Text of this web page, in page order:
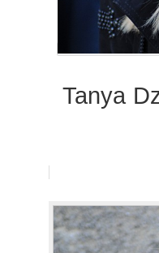
Tanya